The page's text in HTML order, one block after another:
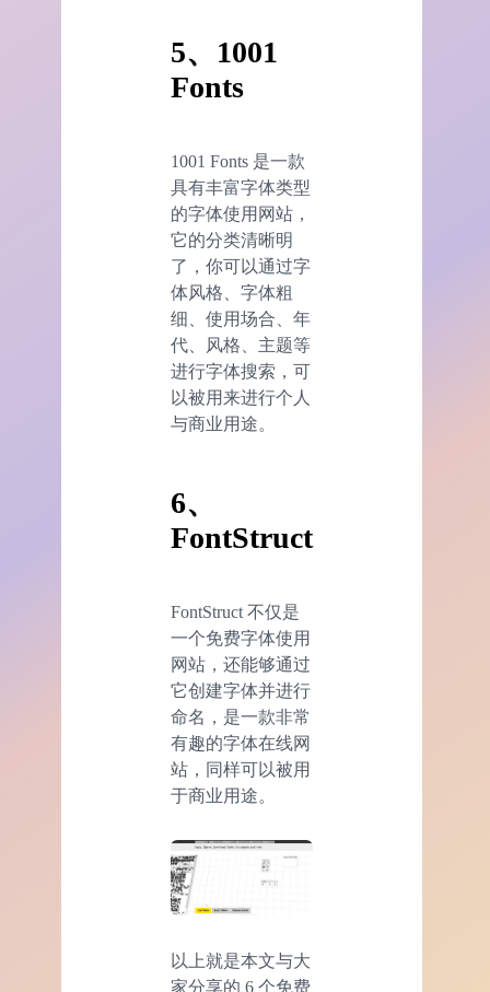
5、 1001
Fonts
1001 Fonts 是一款
具有丰富字体类型
的字体使用网站，
它的分类清晰明
了，你可以通过字
体风格、字体粗
细、使用场合、年
代、风格、主题等
进行字体搜索，可
以被用来进行个人
与商业用途。
6、
FontStruct
FontStruct 不仅是
一个免费字体使用
网站，还能够通过
它创建字体并进行
命名，是一款非常
有趣的字体在线网
站，同样可以被用
于商业用途。
以上就是本文与大
家分享的 6 个免费